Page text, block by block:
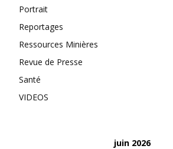
Portrait
Reportages
Ressources Minières
Revue de Presse
Santé
VIDEOS
juin 2026